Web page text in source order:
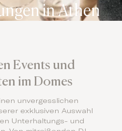
in Athen
Events und
im Domes
unvergesslichen
exklusiven Auswahl
Unterhaltungs- und